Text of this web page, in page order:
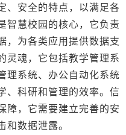
、安全的特点，以满足各
智慧校园的核心，它负责
，为各类应用提供数据支
灵魂，它包括教学管理系
理系统、办公自动化系统
、科研和管理的效率。信
障，它需要建立完善的安
数据泄露。